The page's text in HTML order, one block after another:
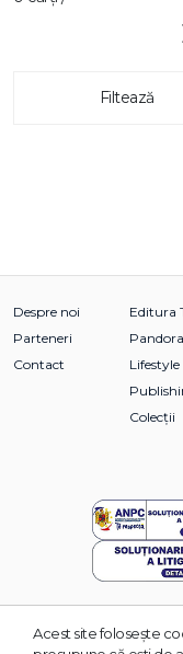
Filtează
Despre noi
Parteneri
Contact
Editura
Lifestyle
Colecții
© 2026 Grupul
Acest site foloseşte